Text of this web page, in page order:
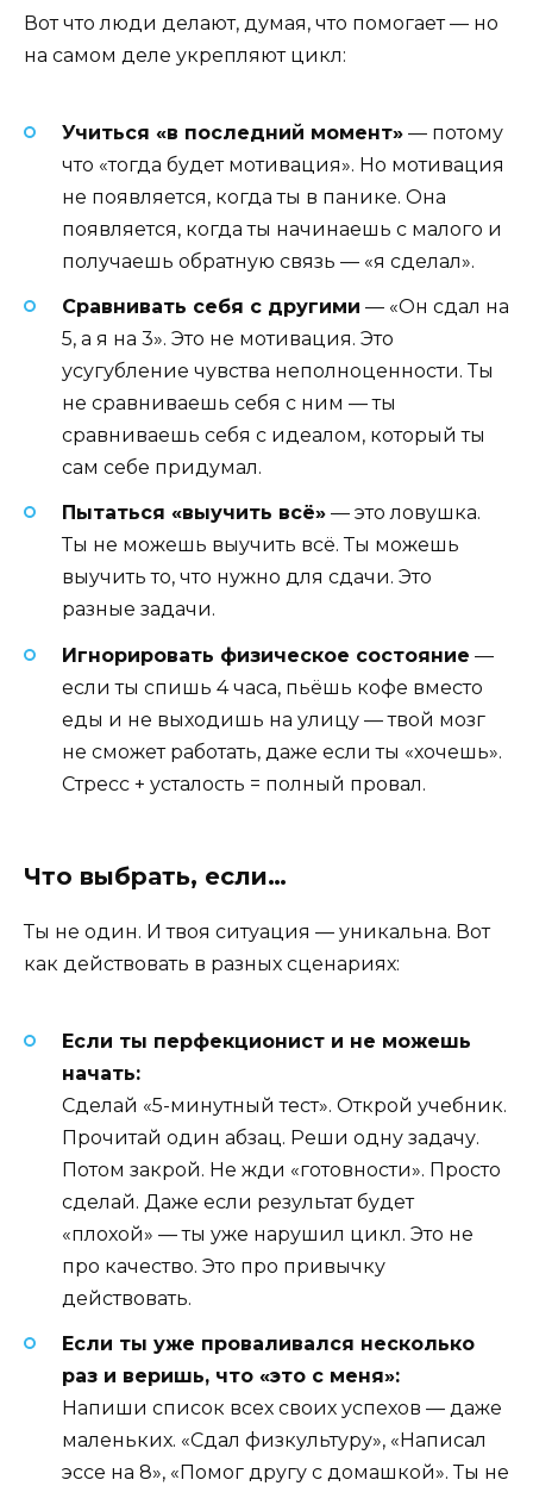
Вот что люди делают, думая, что помогает — но
на самом деле укрепляют цикл:
Учиться «в последний момент» — потому
что «тогда будет мотивация». Но мотивация
не появляется, когда ты в панике. Она
появляется, когда ты начинаешь с малого и
получаешь обратную связь — «я сделал».
Сравнивать себя с другими — «Он сдал на
5, а я на 3». Это не мотивация. Это
усугубление чувства неполноценности. Ты
не сравниваешь себя с ним — ты
сравниваешь себя с идеалом, который ты
сам себе придумал.
Пытаться «выучить всё» — это ловушка.
Ты не можешь выучить всё. Ты можешь
выучить то, что нужно для сдачи. Это
разные задачи.
Игнорировать физическое состояние —
если ты спишь 4 часа, пьёшь кофе вместо
еды и не выходишь на улицу — твой мозг
не сможет работать, даже если ты «хочешь».
Стресс + усталость = полный провал.
Что выбрать, если…
Ты не один. И твоя ситуация — уникальна. Вот
как действовать в разных сценариях:
Если ты перфекционист и не можешь
начать:
Сделай «5-минутный тест». Открой учебник.
Прочитай один абзац. Реши одну задачу.
Потом закрой. Не жди «готовности». Просто
сделай. Даже если результат будет
«плохой» — ты уже нарушил цикл. Это не
про качество. Это про привычку
действовать.
Если ты уже проваливался несколько
раз и веришь, что «это с меня»:
Напиши список всех своих успехов — даже
маленьких. «Сдал физкультуру», «Написал
эссе на 8», «Помог другу с домашкой». Ты не